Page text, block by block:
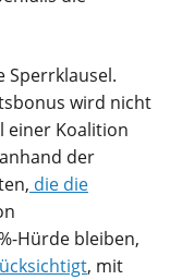
Sperrklausel.
wird nicht
einer Koalition
der
die die
Hürde bleiben,
, mit